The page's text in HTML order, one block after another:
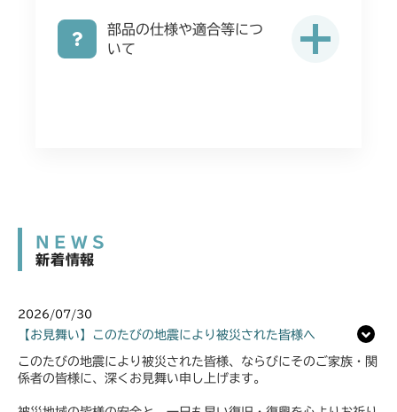
部品の仕様や適合等につ
いて
NEWS
新着情報
2026/07/30
【お見舞い】このたびの地震により被災された皆様へ
このたびの地震により被災された皆様、ならびにそのご家族・関
係者の皆様に、深くお見舞い申し上げます。